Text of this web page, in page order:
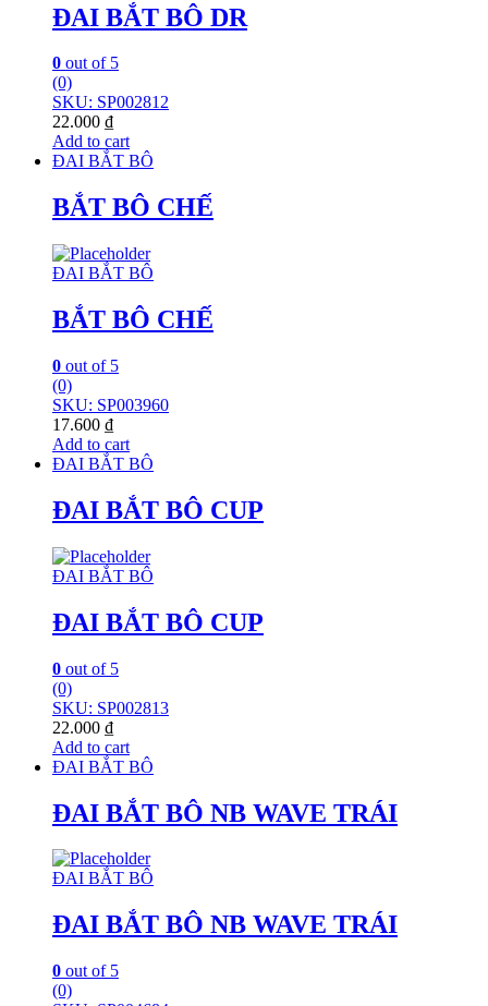
ĐAI BẮT BÔ DR
0 out of 5
(0)
SKU: SP002812
22.000 ₫
Add to cart
ĐAI BẮT BÔ
BẮT BÔ CHẾ
ĐAI BẮT BÔ
BẮT BÔ CHẾ
0 out of 5
(0)
SKU: SP003960
17.600 ₫
Add to cart
ĐAI BẮT BÔ
ĐAI BẮT BÔ CUP
ĐAI BẮT BÔ
ĐAI BẮT BÔ CUP
0 out of 5
(0)
SKU: SP002813
22.000 ₫
Add to cart
ĐAI BẮT BÔ
ĐAI BẮT BÔ NB WAVE TRÁI
ĐAI BẮT BÔ
ĐAI BẮT BÔ NB WAVE TRÁI
0 out of 5
(0)